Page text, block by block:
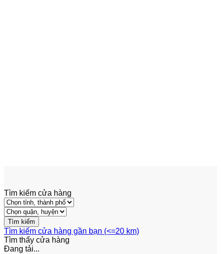
Tìm kiếm cửa hàng
Tìm kiếm cửa hàng gần bạn (<=20 km)
Tìm thấy cửa hàng
Đang tải...